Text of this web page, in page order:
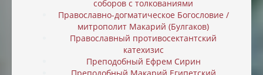
соборов с толкованиями
Православно-догматическое Богословие /
митрополит Макарий (Булгаков)
Православный противосектантский
катехизис
Преподобный Ефрем Сирин